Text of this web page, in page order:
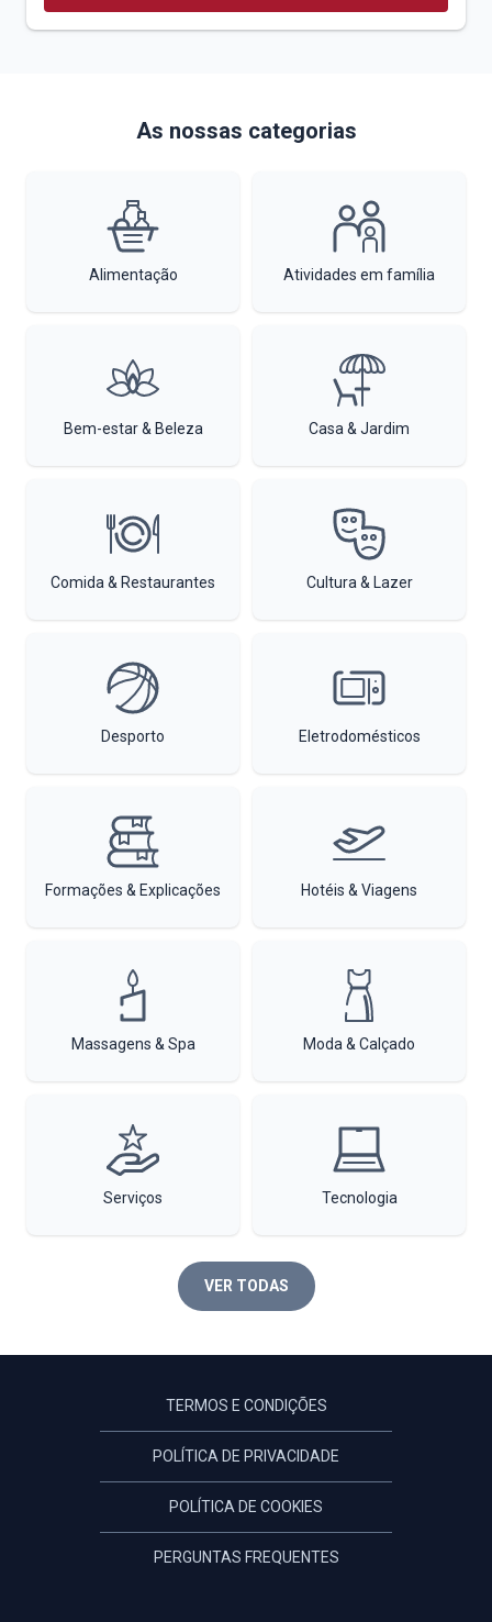
As nossas categorias
Alimentação Atividades em família
Bem-estar & Beleza Casa & Jardim
Comida & Restaurantes Cultura & Lazer
Desporto Eletrodomésticos
Formações & Explicações Hotéis & Viagens
Massagens & Spa Moda & Calçado
Serviços Tecnologia
VER TODAS
TERMOS E CONDIÇÕES
POLÍTICA DE PRIVACIDADE
POLÍTICA DE COOKIES
PERGUNTAS FREQUENTES